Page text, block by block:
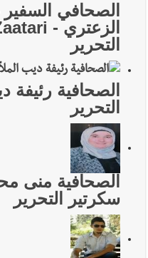
الصحافي
التحرير
الصحافية رئيفة
التحرير
الصحافية منى
سكرتير التحرير